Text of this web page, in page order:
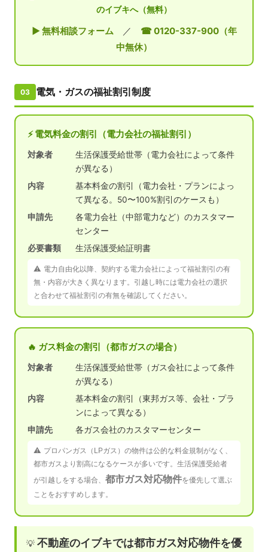
のイブキへ（無料）
▶ 無料相談フォーム ／ ☎ 0120-337-900（年
中無休）
03 電気・ガスの福祉割引制度
⚡ 電気料金の割引（電力会社の福祉割引）
対象者
生活保護受給世帯（電力会社によって条件
が異なる）
内容
基本料金の割引（電力会社・プランによっ
て異なる。50〜100%割引のケースも）
申請先
各電力会社（中部電力など）のカスタマー
センター
必要書類
生活保護受給証明書
⚠️ 電力自由化以降、契約する電力会社によって福祉割引の有
無・内容が大きく異なります。引越し時には電力会社の選択
と合わせて福祉割引の有無を確認してください。
🔥 ガス料金の割引（都市ガスの場合）
対象者
生活保護受給世帯（ガス会社によって条件
が異なる）
内容
基本料金の割引（東邦ガス等、会社・プラ
ンによって異なる）
申請先
各ガス会社のカスタマーセンター
⚠️ プロパンガス（LPガス）の物件は公的な料金規制がなく、
都市ガスより割高になるケースが多いです。生活保護受給者
が引越しをする場合、都市ガス対応物件を優先して選ぶ
ことをおすすめします。
💡不動産のイブキでは都市ガス対応物件を優